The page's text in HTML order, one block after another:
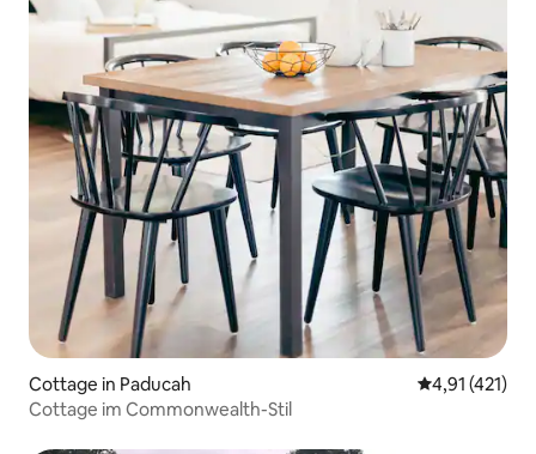
Cottage in Paducah
4,91 (421)
Cottage im Commonwealth-Stil